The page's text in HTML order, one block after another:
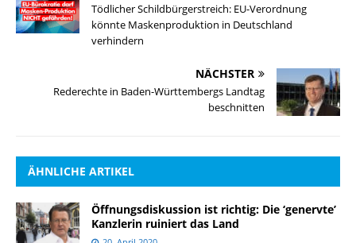
Tödlicher Schildbürgerstreich: EU-Verordnung
könnte Maskenproduktion in Deutschland
verhindern
NÄCHSTER
Rederechte in Baden-Württembergs Landtag
beschnitten
ÄHNLICHE ARTIKEL
Öffnungsdiskussion ist richtig: Die ‘genervte’
Kanzlerin ruiniert das Land